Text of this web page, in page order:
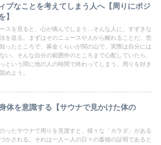
ブなことを考えてしまう人へ【周りにポジ
】
スを見ると、心が痛んでしまう…そんな人に、すずきな
を送る。まずはそのニュースや人から離れることだ。世
ったところで、募金くらいが関の山で、実際は自分には
い。そんな自分の範囲外のところまで心配していたら、
という間に他の人の時間で終わってしまう。周りを好き
めよう。
体を意識する【サウナで見かけた体の
ったサウナで周りを見渡すと、様々な「カラダ」がある
かされる。それは一人一人の日々の蓄積の証明であると